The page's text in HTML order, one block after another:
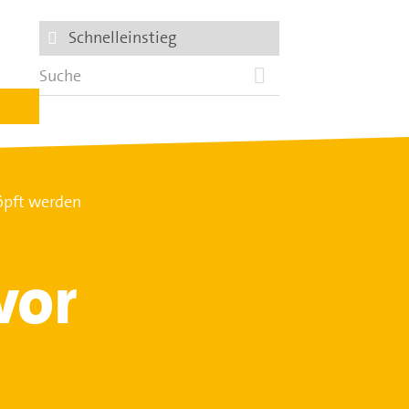
Schnelleinstieg
werden